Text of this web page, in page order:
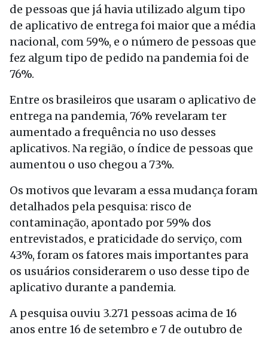
de pessoas que já havia utilizado algum tipo
de aplicativo de entrega foi maior que a média
nacional, com 59%, e o número de pessoas que
fez algum tipo de pedido na pandemia foi de
76%.
Entre os brasileiros que usaram o aplicativo de
entrega na pandemia, 76% revelaram ter
aumentado a frequência no uso desses
aplicativos. Na região, o índice de pessoas que
aumentou o uso chegou a 73%.
Os motivos que levaram a essa mudança foram
detalhados pela pesquisa: risco de
contaminação, apontado por 59% dos
entrevistados, e praticidade do serviço, com
43%, foram os fatores mais importantes para
os usuários considerarem o uso desse tipo de
aplicativo durante a pandemia.
A pesquisa ouviu 3.271 pessoas acima de 16
anos entre 16 de setembro e 7 de outubro de